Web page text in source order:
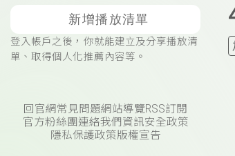
新增播放清單
登入帳戶之後，你就能建立及分享播放清
單、取得個人化推薦內容等。
回官網常見問題網站導覽RSS訂閱
官方粉絲團連絡我們 資訊安全政策
隱私保護政策版權宣告